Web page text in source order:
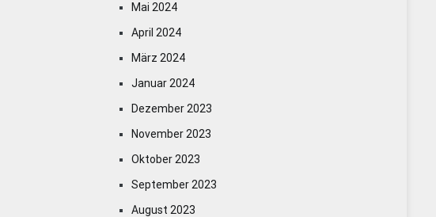
Mai 2024
April 2024
März 2024
Januar 2024
Dezember 2023
November 2023
Oktober 2023
September 2023
August 2023